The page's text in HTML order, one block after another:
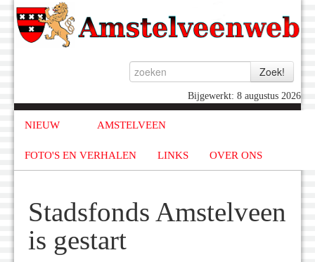
Bijgewerkt: 8 augustus 2026
NIEUW AMSTELVEEN
FOTO'S EN VERHALEN LINKS OVER ONS
Stadsfonds Amstelveen
is gestart